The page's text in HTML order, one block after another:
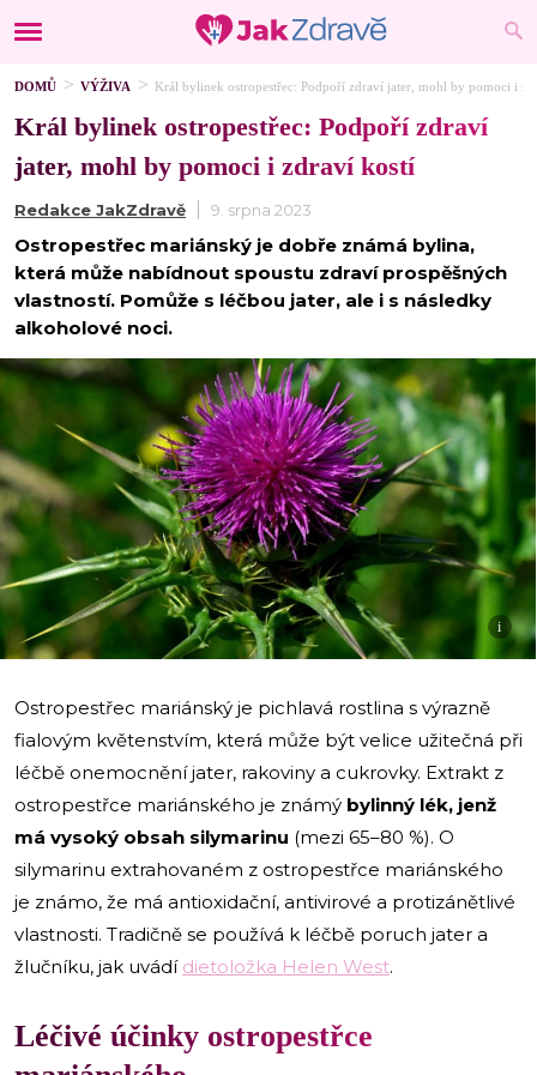
DOMŮ VÝŽIVA Král bylinek ostropestřec: Podpoří zdraví jater, mohl by pomoci i
Král bylinek ostropestřec: Podpoří zdraví
jater, mohl by pomoci i zdraví kostí
Redakce JakZdravě 9. srpna 2023
Ostropestřec mariánský je dobře známá bylina,
která může nabídnout spoustu zdraví prospěšných
vlastností. Pomůže s léčbou jater, ale i s následky
alkoholové noci.
i
Ostropestřec mariánský je pichlavá rostlina s výrazně
fialovým květenstvím, která může být velice užitečná při
léčbě onemocnění jater, rakoviny a cukrovky. Extrakt z
ostropestřce mariánského je známý bylinný lék, jenž
má vysoký obsah silymarinu (mezi 65–80 %). O
silymarinu extrahovaném z ostropestřce mariánského
je známo, že má antioxidační, antivirové a protizánětlivé
vlastnosti. Tradičně se používá k léčbě poruch jater a
žlučníku, jak uvádí dietoložka Helen West.
Léčivé účinky ostropestřce